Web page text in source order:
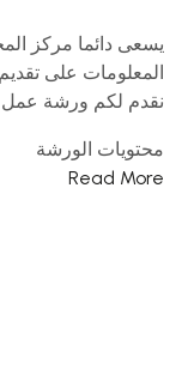
يسعى دائما مركز
المعلومات على
نقدم لكم ورشة عمل
محتويات الورشة
Read More